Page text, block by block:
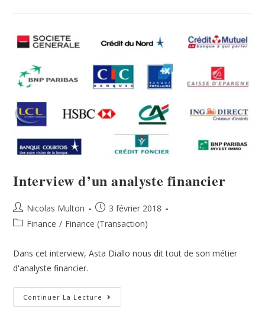
Interview d’un analyste financier
Nicolas Multon
3 février 2018
Finance / Finance (Transaction)
Dans cet interview, Asta Diallo nous dit tout de son métier
d'analyste financier.
Continuer La Lecture